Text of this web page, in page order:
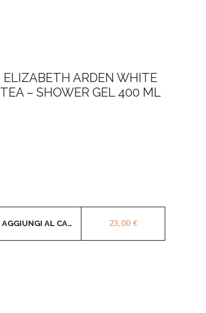
ELIZABETH ARDEN WHITE
TEA – SHOWER GEL 400 ML
23,00€
AGGIUNGI AL CARRELLO